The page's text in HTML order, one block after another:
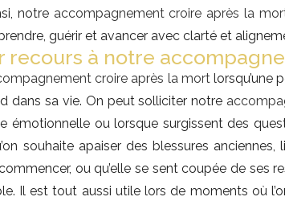
notre accompagnement croire après la
guérir et avancer avec clarté et
recours à notre
croire après la mortlorsqu’une
dans sa vie. On peut solliciter notre
émotionnelle ou lorsque surgissent des
souhaite apaiser des blessures
ou qu’elle se sent coupée de ses
Il est tout aussi utile lors de moments où